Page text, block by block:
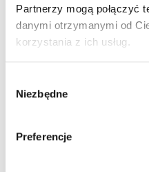
Partnerzy mogą połączyć
danymi otrzymanymi od
korzystania z ich usług.
zgody
Niezbędne
Preferencje
Ciebie
informacje
niezbędne